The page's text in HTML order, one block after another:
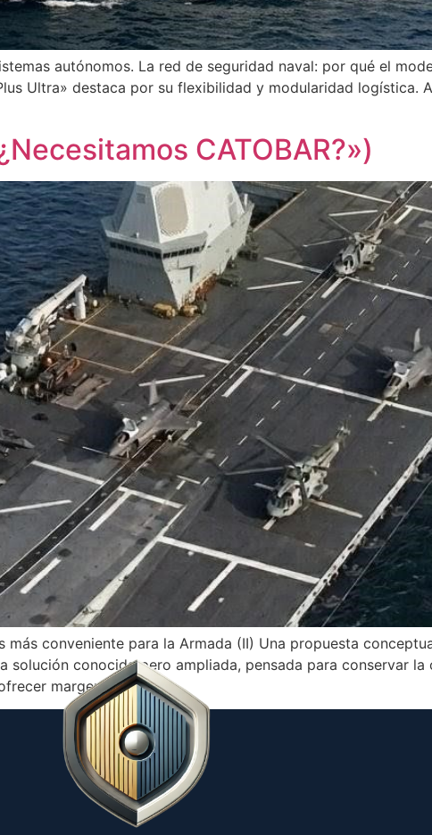
autónomos. La red de seguridad naval: por qué el
Ultra» destaca por su flexibilidad y modularidad logística.
CATOBAR?»)
conveniente para la Armada (II) Una propuesta
solución conocida pero ampliada, pensada para conservar
margen […]